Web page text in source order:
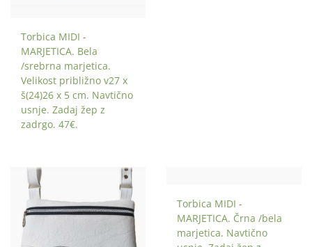
Torbica MIDI -
MARJETICA. Bela
/srebrna marjetica.
Velikost približno v27 x
š(24)26 x 5 cm. Navtično
usnje. Zadaj žep z
zadrgo. 47€.
Torbica MIDI -
MARJETICA. Črna /bela
marjetica. Navtično